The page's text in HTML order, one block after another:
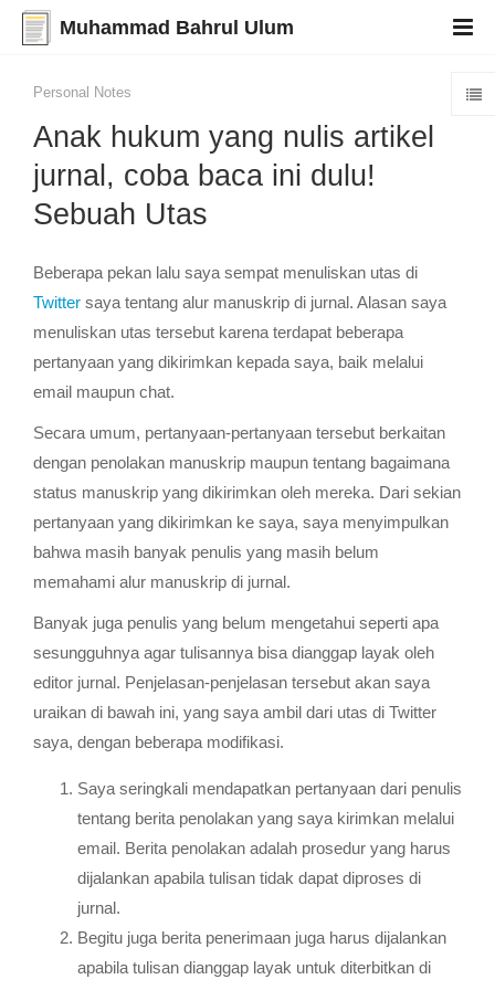
Muhammad Bahrul Ulum
Personal Notes
Anak hukum yang nulis artikel
jurnal, coba baca ini dulu!
Sebuah Utas
Beberapa pekan lalu saya sempat menuliskan utas di
Twitter saya tentang alur manuskrip di jurnal. Alasan saya
menuliskan utas tersebut karena terdapat beberapa
pertanyaan yang dikirimkan kepada saya, baik melalui
email maupun chat.
Secara umum, pertanyaan-pertanyaan tersebut berkaitan
dengan penolakan manuskrip maupun tentang bagaimana
status manuskrip yang dikirimkan oleh mereka. Dari sekian
pertanyaan yang dikirimkan ke saya, saya menyimpulkan
bahwa masih banyak penulis yang masih belum
memahami alur manuskrip di jurnal.
Banyak juga penulis yang belum mengetahui seperti apa
sesungguhnya agar tulisannya bisa dianggap layak oleh
editor jurnal. Penjelasan-penjelasan tersebut akan saya
uraikan di bawah ini, yang saya ambil dari utas di Twitter
saya, dengan beberapa modifikasi.
Saya seringkali mendapatkan pertanyaan dari penulis
tentang berita penolakan yang saya kirimkan melalui
email. Berita penolakan adalah prosedur yang harus
dijalankan apabila tulisan tidak dapat diproses di
jurnal.
Begitu juga berita penerimaan juga harus dijalankan
apabila tulisan dianggap layak untuk diterbitkan di